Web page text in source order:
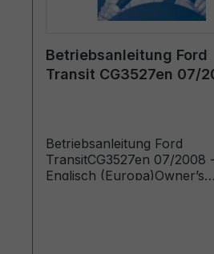
Betriebsanleitung Ford
Transit CG3527en 07/
Betriebsanleitung Ford
TransitCG3527en 07/2008 -
Englisch (Europa)Owner’s